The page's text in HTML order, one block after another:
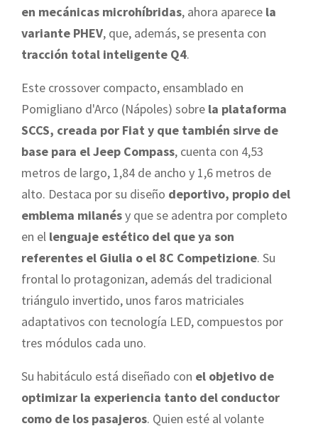
en mecánicas microhíbridas, ahora aparece la
variante PHEV, que, además, se presenta con
tracción total inteligente Q4.
Este crossover compacto, ensamblado en
Pomigliano d'Arco (Nápoles) sobre la plataforma
SCCS, creada por Fiat y que también sirve de
base para el Jeep Compass, cuenta con 4,53
metros de largo, 1,84 de ancho y 1,6 metros de
alto. Destaca por su diseño deportivo, propio del
emblema milanésy que se adentra por completo
en el lenguaje estético del que ya son
referentes el Giulia o el 8C Competizione. Su
frontal lo protagonizan, además del tradicional
triángulo invertido, unos faros matriciales
adaptativos con tecnología LED, compuestos por
tres módulos cada uno.
Su habitáculo está diseñado con el objetivo de
optimizar la experiencia tanto del conductor
como de los pasajeros. Quien esté al volante